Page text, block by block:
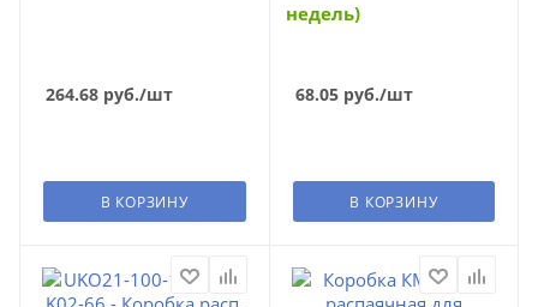
264.68 руб./шт
В КОРЗИНУ
недель)
68.05руб./шт
В КОРЗИНУ